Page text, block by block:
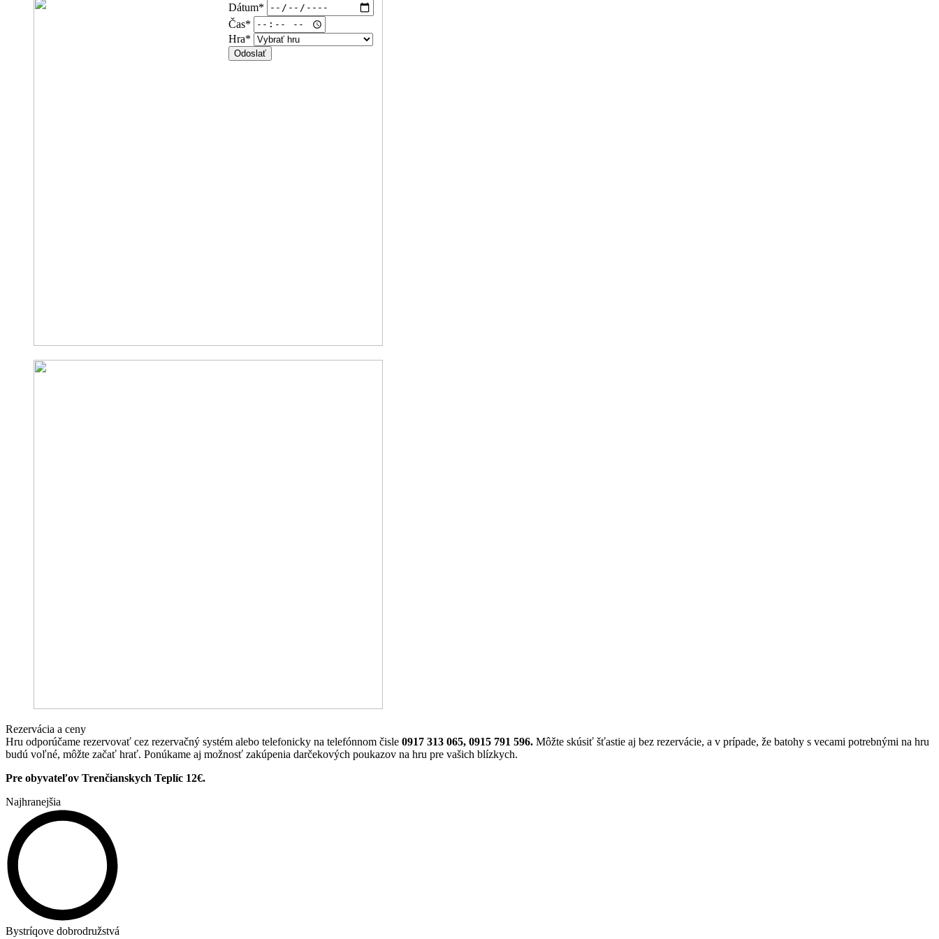
Rezervácia a ceny
Hru odporúčame rezervovať cez rezervačný systém alebo telefonicky na telefónnom čisle 0917 313 065, 0915 791 596. Môžte skúsiť šťastie aj bez rezervácie, a v prípade, že batohy s vecami potrebnými na hru
budú voľné, môžte začať hrať. Ponúkame aj možnosť zakúpenia darčekových poukazov na hru pre vašich blízkych.
Pre obyvateľov Trenčianskych Teplíc 12€.
Najhranejšia
Bystríqove dobrodružstvá
Dátum*
Čas*
Hra*
Odoslať